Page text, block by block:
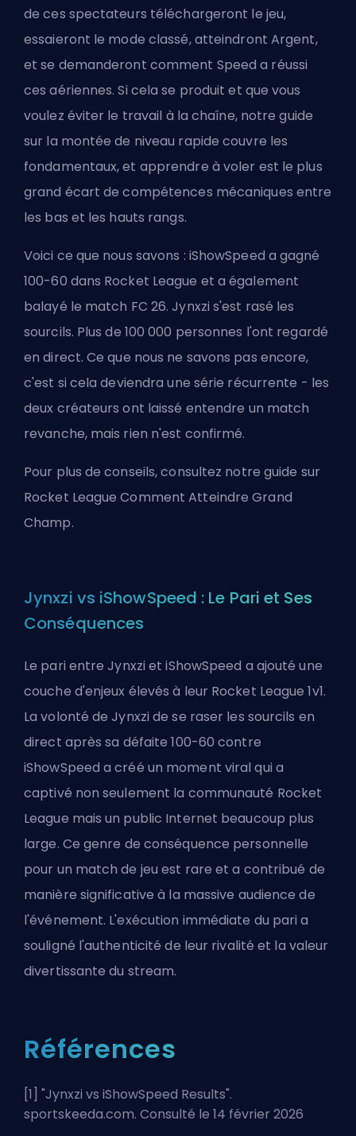
de ces spectateurs téléchargeront le jeu,
essaieront le mode classé, atteindront Argent,
et se demanderont comment Speed a réussi
ces aériennes. Si cela se produit et que vous
voulez éviter le travail à la chaîne, notreguide
sur la montée de niveau rapide couvre les
fondamentaux, et apprendre à voler est le plus
grand écart de compétences mécaniques entre
les bas et les hauts rangs.
Voici ce que nous savons : iShowSpeed a gagné
100-60 dans Rocket League et a également
balayé le match FC 26. Jynxzi s'est rasé les
sourcils. Plus de 100 000 personnes l'ont regardé
en direct. Ce que nous ne savons pas encore,
c'est si cela deviendra une série récurrente - les
deux créateurs ont laissé entendre un match
revanche, mais rien n'est confirmé.
Pour plus de conseils, consultez notre guide sur
Rocket League Comment Atteindre Grand
Champ.
Jynxzi vs iShowSpeed : Le Pari et Ses
Conséquences
Le pari entre Jynxzi et iShowSpeed a ajouté une
couche d'enjeux élevés à leur Rocket League 1v1.
La volonté de Jynxzi de se raser les sourcils en
direct après sa défaite 100-60 contre
iShowSpeed a créé un moment viral qui a
captivé non seulement la communauté Rocket
League mais un public Internet beaucoup plus
large. Ce genre de conséquence personnelle
pour un match de jeu est rare et a contribué de
manière significative à la massive audience de
l'événement. L'exécution immédiate du pari a
souligné l'authenticité de leur rivalité et la valeur
divertissante du stream.
Références
[1] "Jynxzi vs iShowSpeed Results".
sportskeeda.com. Consulté le 14 février 2026